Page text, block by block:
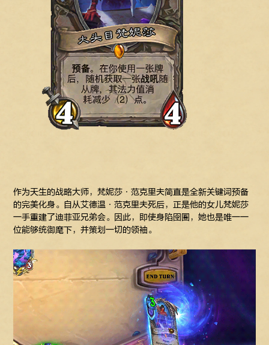
作为天生的战略大师，梵妮莎·范克里夫简直是全新关键词预备
的完美化身。自从艾德温·范克里夫死后，正是他的女儿梵妮莎
一手重建了迪菲亚兄弟会。因此，即使身陷囹圄，她也是唯一一
位能够统御麾下，并策划一切的领袖。